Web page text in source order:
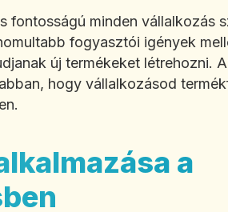
fontosságú minden vállalkozás
fogyasztói igények
új termékeket létrehozni.
hogy vállalkozásod
a